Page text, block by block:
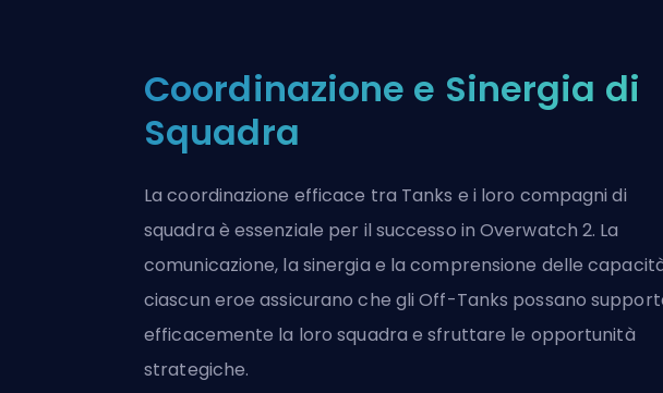
Coordinazione e Sinergia di
Squadra
La coordinazione efficace tra Tanks e i loro compagni di
squadra è essenziale per il successo in Overwatch 2. La
comunicazione, la sinergia e la comprensione delle
ciascun eroe assicurano che gli Off-Tanks possano
efficacemente la loro squadra e sfruttare le opportunità
strategiche.